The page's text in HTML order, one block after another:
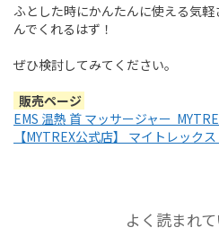
ふとした時にかんたんに使える気
んでくれるはず！
ぜひ検討してみてください。
販売ページ
EMS 温熱 首 マッサージャー
【MYTREX公式店】 マイトレック
よく読まれ